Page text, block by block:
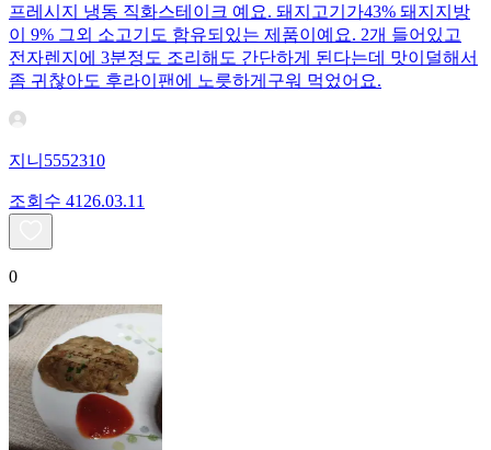
프레시지 냉동 직화스테이크 예요. 돼지고기가43% 돼지지방
이 9% 그외 소고기도 함유되있는 제품이예요. 2개 들어있고
전자렌지에 3분정도 조리해도 간단하게 된다는데 맛이덜해서
좀 귀찮아도 후라이팬에 노릇하게구워 먹었어요.
지니5552310
조회수 41 26.03.11
0